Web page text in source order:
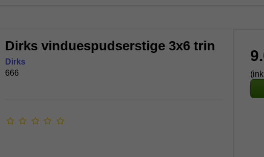
Dirks vinduespudserstige 3x6 trin
Dirks
666